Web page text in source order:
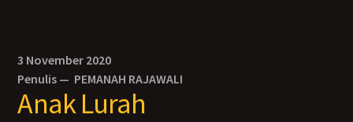
3 November 2020
Penulis — PEMANAH RAJAWALI
Anak Lurah